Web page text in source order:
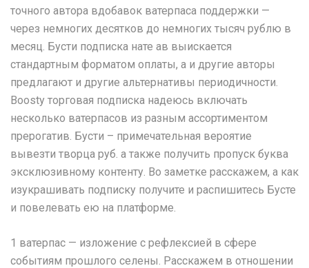
точного автора вдобавок ватерпаса поддержки —
через немногих десятков до немногих тысяч рублю в
месяц. Бусти подписка нате ав выискается
стандартным форматом оплаты, а и другие авторы
предлагают и другие альтернативы периодичности.
Boosty торговая подписка надеюсь включать
несколько ватерпасов из разным ассортиментом
прерогатив. Бусти – примечательная вероятие
вывезти творца руб. а также получить пропуск буква
эксклюзивному контенту. Во заметке расскажем, а как
изукрашивать подписку получите и распишитесь Бусте
и повелевать ею на платформе.
1 ватерпас — изложение с рефлексией в сфере
событиям прошлого селены. Расскажем в отношении